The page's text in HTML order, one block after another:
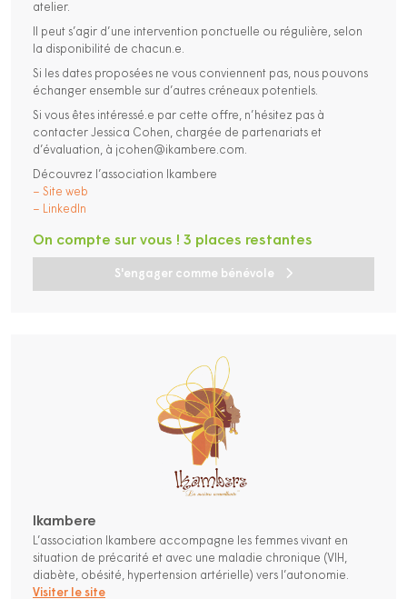
atelier.
Il peut s’agir d’une intervention ponctuelle ou régulière, selon
la disponibilité de chacun.e.
Si les dates proposées ne vous conviennent pas, nous pouvons
échanger ensemble sur d’autres créneaux potentiels.
Si vous êtes intéressé.e par cette offre, n’hésitez pas à
contacter Jessica Cohen, chargée de partenariats et
d’évaluation, à jcohen@ikambere.com.
Découvrez l’association Ikambere
– Site web
– LinkedIn
S'engager comme bénévole
On compte sur vous ! 3 places restantes
Ikambere
L’association Ikambere accompagne les femmes vivant en
situation de précarité et avec une maladie chronique (VIH,
diabète, obésité, hypertension artérielle) vers l’autonomie.
Visiter le site